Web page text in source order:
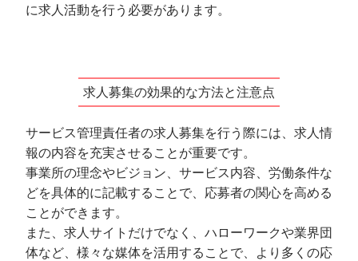
に求人活動を行う必要があります。
求人募集の効果的な方法と注意点
サービス管理責任者の求人募集を行う際には、求人情
報の内容を充実させることが重要です。
事業所の理念やビジョン、サービス内容、労働条件な
どを具体的に記載することで、応募者の関心を高める
ことができます。
また、求人サイトだけでなく、ハローワークや業界団
体など、様々な媒体を活用することで、より多くの応